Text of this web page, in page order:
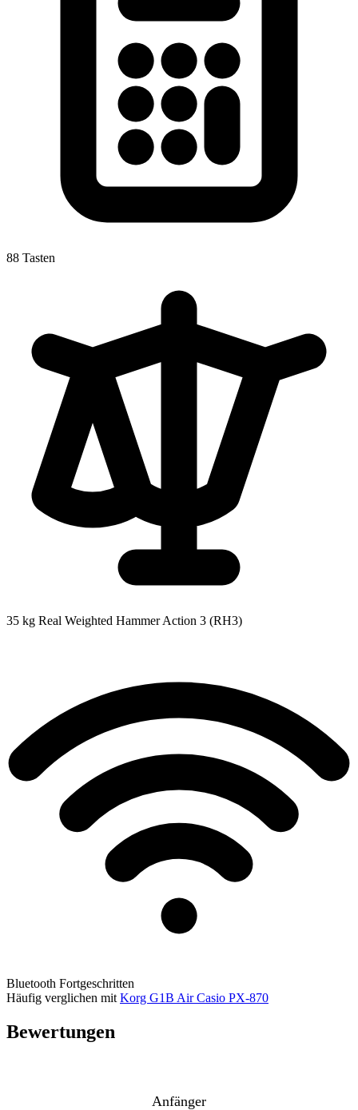
88 Tasten
35 kg Real Weighted Hammer Action 3 (RH3)
Bluetooth Fortgeschritten
Häufig verglichen mit Korg G1B AirCasio PX-870
Bewertungen
Anfänger